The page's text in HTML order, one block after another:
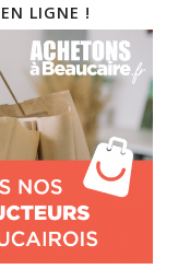
LIGNE !